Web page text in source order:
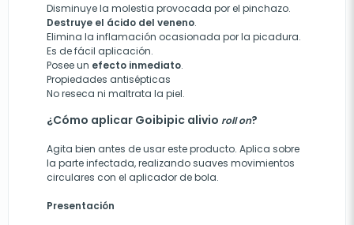
Disminuye la molestia provocada por el pinchazo.
Destruye el ácido del veneno.
Elimina la inflamación ocasionada por la picadura.
Es de fácil aplicación.
Posee un efecto inmediato.
Propiedades antisépticas
No reseca ni maltrata la piel.
¿Cómo aplicar Goibipic alivio roll on?
Agita bien antes de usar este producto. Aplica sobre
la parte infectada, realizando suaves movimientos
circulares con el aplicador de bola.
Presentación